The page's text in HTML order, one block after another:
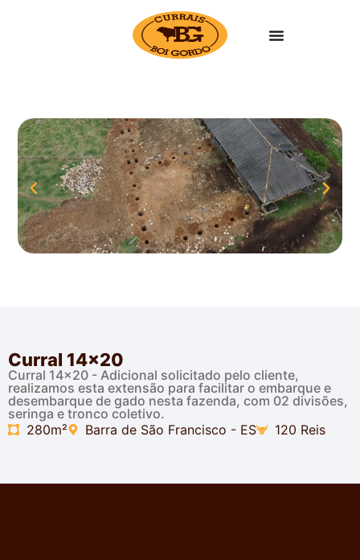
Curral 14×20
Curral 14x20 - Adicional solicitado pelo cliente,
realizamos esta extensão para facilitar o embarque e
desembarque de gado nesta fazenda, com 02 divisões,
seringa e tronco coletivo.
280m²
Barra de São Francisco - ES 120 Reis